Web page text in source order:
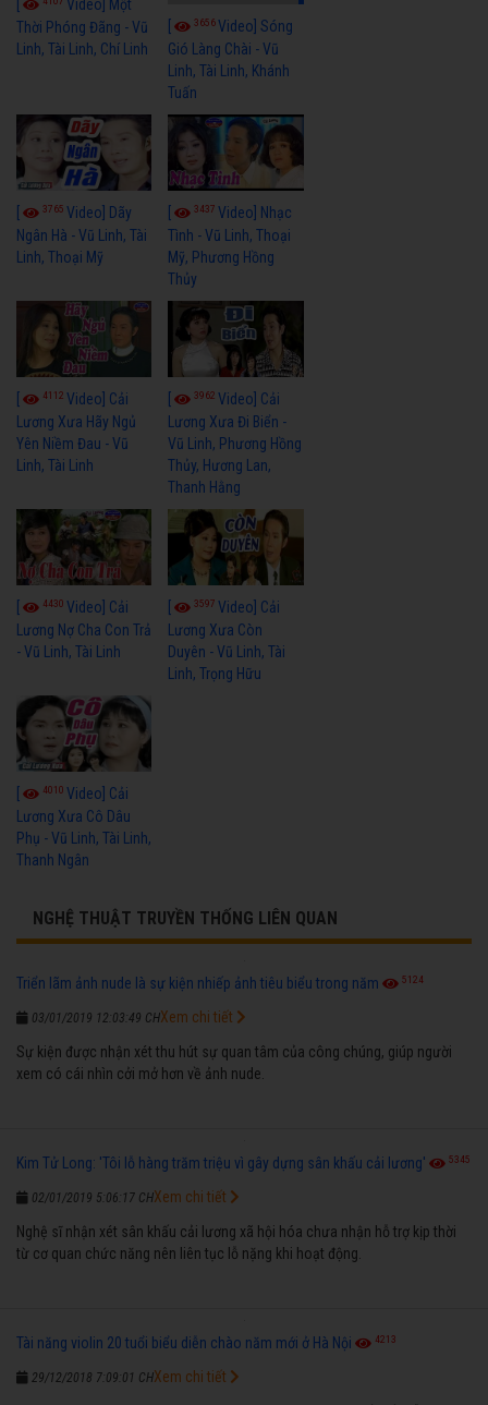
Video] Một
Thời Phóng Đãng - Vũ
Linh, Tài Linh, Chí Linh
3656Video] Sóng
Gió Làng Chài - Vũ
Linh, Tài Linh, Khánh
Tuấn
3765 Video] Dãy
Ngân Hà - Vũ Linh, Tài
Linh, Thoại Mỹ
3437Video] Nhạc
Tình - Vũ Linh, Thoại
Mỹ, Phương Hồng
Thủy
4112 Video] Cải
Lương Xưa Hãy Ngủ
Yên Niềm Đau - Vũ
Linh, Tài Linh
3962Video] Cải
Lương Xưa Đi Biển -
Vũ Linh, Phương Hồng
Thủy, Hương Lan,
Thanh Hằng
4430 Video] Cải
Lương Nợ Cha Con Trả
- Vũ Linh, Tài Linh
3597Video] Cải
Lương Xưa Còn
Duyên - Vũ Linh, Tài
Linh, Trọng Hữu
[ 4010 Video] Cải
Lương Xưa Cô Dâu
Phụ - Vũ Linh, Tài Linh,
Thanh Ngân
NGHỆ THUẬT TRUYỀN THỐNG LIÊN QUAN
Triển lãm ảnh nude là sự kiện nhiếp ảnh tiêu biểu trong năm 5124
03/01/2019 12:03:49 CH
Sự kiện được nhận xét thu hút sự quan tâm của công chúng, giúp người
xem có cái nhìn cởi mở hơn về ảnh nude.
Xem chi tiết
Kim Tử Long: 'Tôi lỗ hàng trăm triệu vì gây dựng sân khấu cải lương' 5345
02/01/2019 5:06:17 CH
Nghệ sĩ nhận xét sân khấu cải lương xã hội hóa chưa nhận hỗ trợ kịp thời
từ cơ quan chức năng nên liên tục lỗ nặng khi hoạt động.
Xem chi tiết
Tài năng violin 20 tuổi biểu diễn chào năm mới ở Hà Nội 4213
29/12/2018 7:09:01 CHXem chi tiết